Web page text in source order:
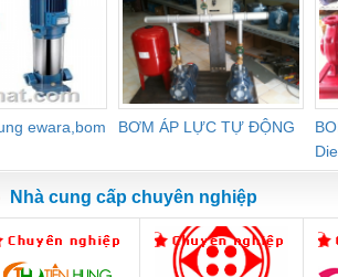
ewara,bom
BƠM ÁP LỰC TỰ ĐỘNG
Nhà cung cấp chuyên nghiệp